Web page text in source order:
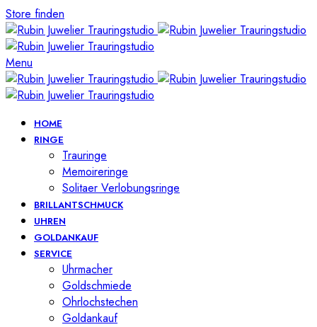
Store finden
Menu
HOME
RINGE
Trauringe
Memoireringe
Solitaer Verlobungsringe
BRILLANTSCHMUCK
UHREN
GOLDANKAUF
SERVICE
Uhrmacher
Goldschmiede
Ohrlochstechen
Goldankauf